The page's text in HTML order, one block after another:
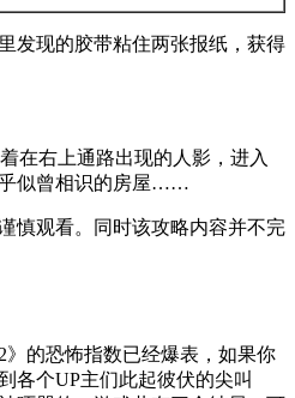
发现的胶带粘住两张报纸，获得
在右上通路出现的人影，进入
似曾相识的房屋……
慎观看。同时该攻略内容并不完
的恐怖指数已经爆表，如果你
各个UP主们此起彼伏的尖叫